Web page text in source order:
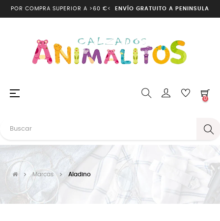
POR COMPRA SUPERIOR A >60 €< ENVÍO GRATUITO A PENINSULA
Navegación
☰
0
Marcas Aladino